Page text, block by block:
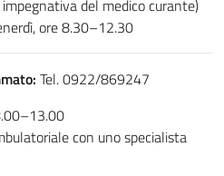
del medico curante)
ore 8.30–12.30
Tel. 0922/869247
con uno specialista